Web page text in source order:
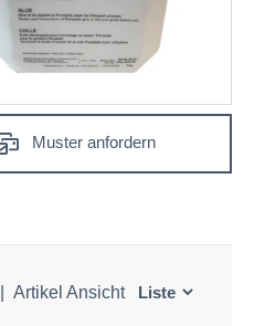
Muster anfordern
Artikel Ansicht